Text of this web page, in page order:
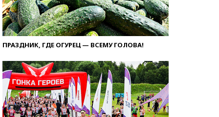
ПРАЗДНИК, ГДЕ ОГУРЕЦ — ВСЕМУ ГОЛОВА!